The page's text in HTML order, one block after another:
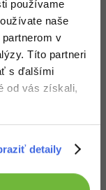
používame
naše
v
Títo partneri
s ďalšími
od vás získali,
detaily
Construct
komunita